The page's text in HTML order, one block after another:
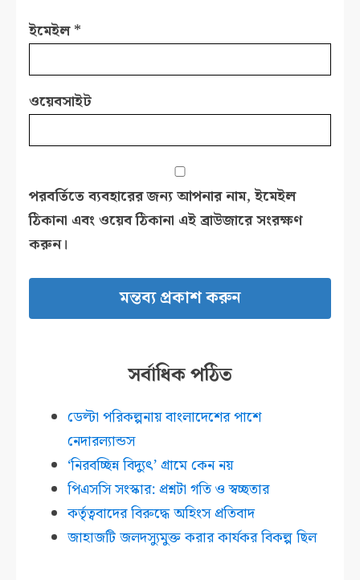
ইমেইল*
ওয়েবসাইট
পরবর্তিতে ব্যবহারের জন্য আপনার নাম, ইমেইল
ঠিকানা এবং ওয়েব ঠিকানা এই ব্রাউজারে সংরক্ষণ
করুন।
সর্বাধিক পঠিত
ডেল্টা পরিকল্পনায় বাংলাদেশের পাশে
নেদারল্যান্ডস
‘নিরবচ্ছিন্ন বিদ্যুৎ’ গ্রামে কেন নয়
পিএসসি সংস্কার: প্রশ্নটা গতি ও স্বচ্ছতার
কর্তৃত্ববাদের বিরুদ্ধে অহিংস প্রতিবাদ
জাহাজটি জলদস্যুমুক্ত করার কার্যকর বিকল্প ছিল